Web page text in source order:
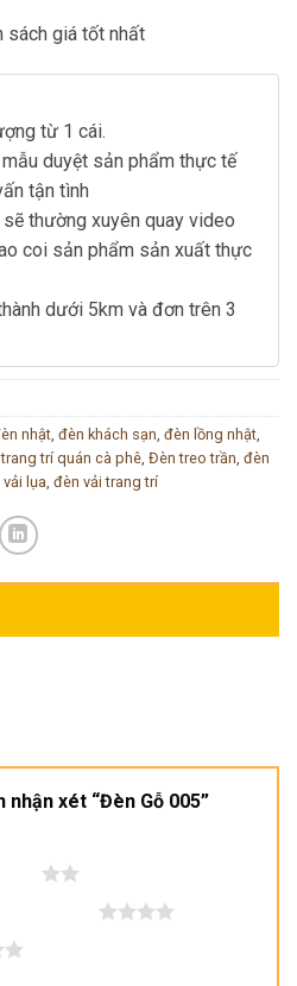
sách giá tốt nhất
từ 1 cái.
duyệt sản phẩm thực tế
tận tình
thường xuyên quay video
coi sản phẩm sản xuất thực
dưới 5km và đơn trên 3
nhật đèn khách sạn đèn lồng nhật
trí quán cà phê Đèn treo trần đèn
lụa đèn vải trang trí
xét “Đèn Gỗ 005”